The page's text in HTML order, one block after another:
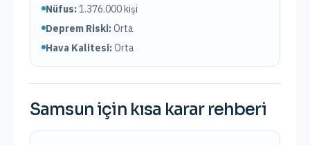
Nüfus:1.376.000kişi
Deprem Riski:Orta
Hava Kalitesi:Orta
Samsun için kısa karar rehberi